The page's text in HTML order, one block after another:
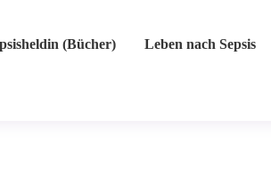
(Bücher) Leben nach Sepsis